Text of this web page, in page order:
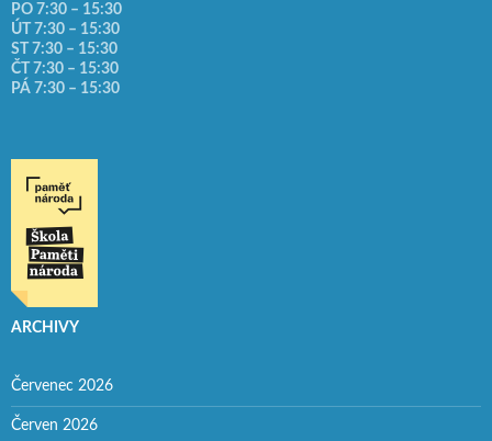
PO 7:30 – 15:30
ÚT 7:30 – 15:30
ST 7:30 – 15:30
ČT 7:30 – 15:30
PÁ 7:30 – 15:30
ARCHIVY
Červenec 2026
Červen 2026